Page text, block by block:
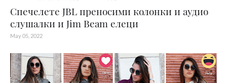
Спечелете JBL преносими колонки и аудио
слушалки и Jim Beam елеци
May 05, 2022